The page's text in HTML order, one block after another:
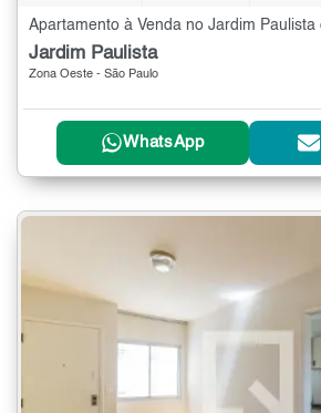
Jardim Paulista
Zona Oeste - São Paulo
WhatsApp